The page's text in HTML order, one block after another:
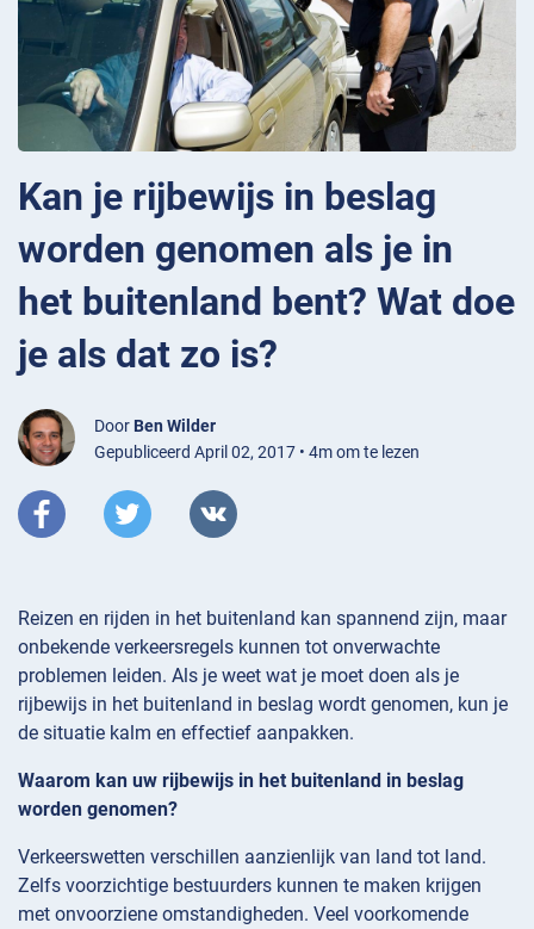
Kan je rijbewijs in beslag
worden genomen als je in
het buitenland bent? Wat doe
je als dat zo is?
Door Ben Wilder
Gepubliceerd April 02, 2017 • 4m om te lezen
Reizen en rijden in het buitenland kan spannend zijn, maar
onbekende verkeersregels kunnen tot onverwachte
problemen leiden. Als je weet wat je moet doen als je
rijbewijs in het buitenland in beslag wordt genomen, kun je
de situatie kalm en effectief aanpakken.
Waarom kan uw rijbewijs in het buitenland in beslag
worden genomen?
Verkeerswetten verschillen aanzienlijk van land tot land.
Zelfs voorzichtige bestuurders kunnen te maken krijgen
met onvoorziene omstandigheden. Veel voorkomende